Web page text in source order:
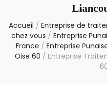
Accueil / Entreprise de
chez vous / Entreprise
France / Entreprise
Oise 60 / Entreprise